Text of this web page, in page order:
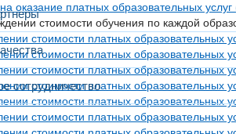
сотрудничество
оказание платных образовательных услуг
стоимости обучения по каждой
стоимости nлатных образовательных
стоимости nлатных образовательных
стоимости платных
стоимости платных
стоимости платных
стоимости платных образовательных